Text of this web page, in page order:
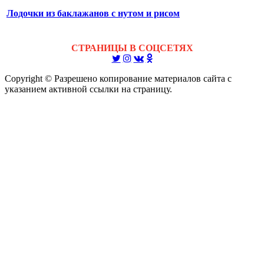
Лодочки из баклажанов с нутом и рисом
СТРАНИЦЫ В СОЦСЕТЯХ
Copyright © Разрешено копирование материалов сайта с
указанием активной ссылки на страницу.